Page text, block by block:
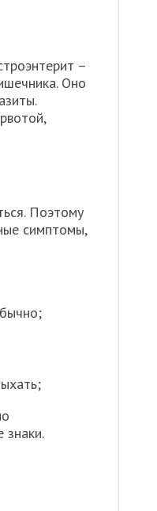
–
Оно
Поэтому
симптомы,
знаки.